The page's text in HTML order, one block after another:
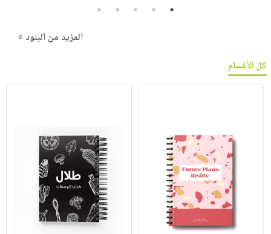
1
2
3
4
5
المزيد من البنود »
كل الأقسام